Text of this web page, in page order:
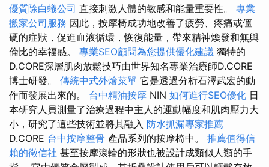
優質除白蟻公司 直接刺激人體的敏感和能量重要性。 專業
搬家公司服務 因此，按摩椅成功地改善了疲勞、疼痛或僵
硬的症狀，促進血液循環，恢復能量，帶來精神煥發和無與
倫比的幸福感。 專業SEO顧問為您提供優化建議 獨特的
D.CORE深層肌肉放鬆技巧由世界知名專業治療師D.CORE
博士研發。 傳統中式外燴菜單 它是透過分析石澤武宏的動
作而發展出來的。 台中精油按摩 NIN 如何進行SEO優化 日
本研究人員測量了治療過程中主人的運動幅度和肌肉壓力大
小，研究了這些技術並將其融入 防水抓漏專家推薦
D.CORE 台中按摩整骨 產品系列的按摩椅中。 推薦值得信
賴的徵信社 甚至按摩滾輪的形狀也被設計成類似人類的手